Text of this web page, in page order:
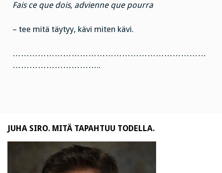
Fais ce que dois, advienne que pourra
– tee mitä täytyy, kävi miten kävi.
……………………………………………………………
…………………………..
JUHA SIRO. MITÄ TAPAHTUU TODELLA.